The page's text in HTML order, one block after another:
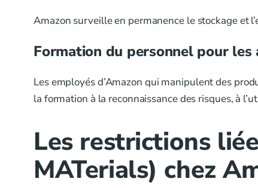
Amazon surveille en permanence le stockage et
Formation du personnel pour
Les employés d’Amazon qui manipulent des
la formation à la reconnaissance des risques, à
Les restrictions
MATerials) chez